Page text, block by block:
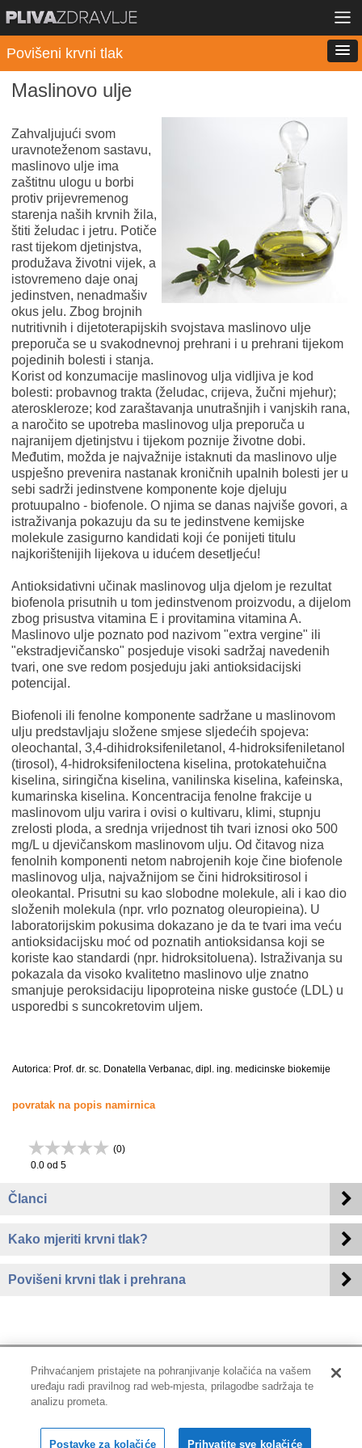
Povišeni krvni tlak
Maslinovo ulje
Zahvaljujući svom
uravnoteženom sastavu,
maslinovo ulje ima
zaštitnu ulogu u borbi
protiv prijevremenog
starenja naših krvnih žila,
štiti želudac i jetru. Potiče
rast tijekom djetinjstva,
produžava životni vijek, a
istovremeno daje onaj
jedinstven, nenadmašiv
okus jelu. Zbog brojnih
nutritivnih i dijetoterapijskih svojstava maslinovo ulje
preporuča se u svakodnevnoj prehrani i u prehrani tijekom
pojedinih bolesti i stanja.
Korist od konzumacije maslinovog ulja vidljiva je kod
bolesti: probavnog trakta (želudac, crijeva, žučni mjehur);
ateroskleroze; kod zaraštavanja unutrašnjih i vanjskih rana,
a naročito se upotreba maslinovog ulja preporuča u
najranijem djetinjstvu i tijekom poznije životne dobi.
Međutim, možda je najvažnije istaknuti da maslinovo ulje
uspješno prevenira nastanak kroničnih upalnih bolesti jer u
sebi sadrži jedinstvene komponente koje djeluju
protuupalno - biofenole. O njima se danas najviše govori, a
istraživanja pokazuju da su te jedinstvene kemijske
molekule zasigurno kandidati koji će ponijeti titulu
najkorištenijih lijekova u idućem desetljeću!
Antioksidativni učinak maslinovog ulja djelom je rezultat
biofenola prisutnih u tom jedinstvenom proizvodu, a dijelom
zbog prisustva vitamina E i provitamina vitamina A.
Maslinovo ulje poznato pod nazivom "extra vergine" ili
"ekstradjevičansko" posjeduje visoki sadržaj navedenih
tvari, one sve redom posjeduju jaki antioksidacijski
potencijal.
Biofenoli ili fenolne komponente sadržane u maslinovom
ulju predstavljaju složene smjese sljedećih spojeva:
oleochantal, 3,4-dihidroksifeniletanol, 4-hidroksifeniletanol
(tirosol), 4-hidroksifeniloctena kiselina, protokatehuična
kiselina, siringična kiselina, vanilinska kiselina, kafeinska,
kumarinska kiselina. Koncentracija fenolne frakcije u
maslinovom ulju varira i ovisi o kultivaru, klimi, stupnju
zrelosti ploda, a srednja vrijednost tih tvari iznosi oko 500
mg/L u djevičanskom maslinovom ulju. Od čitavog niza
fenolnih komponenti netom nabrojenih koje čine biofenole
maslinovog ulja, najvažnijom se čini hidroksitirosol i
oleokantal. Prisutni su kao slobodne molekule, ali i kao dio
složenih molekula (npr. vrlo poznatog oleuropieina). U
laboratorijskim pokusima dokazano je da te tvari ima veću
antioksidacijsku moć od poznatih antioksidansa koji se
koriste kao standardi (npr. hidroksitoluena). Istraživanja su
pokazala da visoko kvalitetno maslinovo ulje znatno
smanjuje peroksidaciju lipoproteina niske gustoće (LDL) u
usporedbi s suncokretovim uljem.
Autorica: Prof. dr. sc. Donatella Verbanac, dipl. ing. medicinske biokemije
povratak na popis namirnica
(0)
0.0 od 5
Članci
Kako mjeriti krvni tlak?
Povišeni krvni tlak i prehrana
Impressum | Pravne informacije
Copyright © 2001-2026 PLIVAzdravlje
Sva prava pridržana.
Prihvaćanjem pristajete na pohranjivanje kolačića na vašem
uređaju radi pravilnog rad web-mjesta, prilagodbe sadržaja te
analizu prometa.
Postavke za kolačiće Prihvatite sve kolačiće